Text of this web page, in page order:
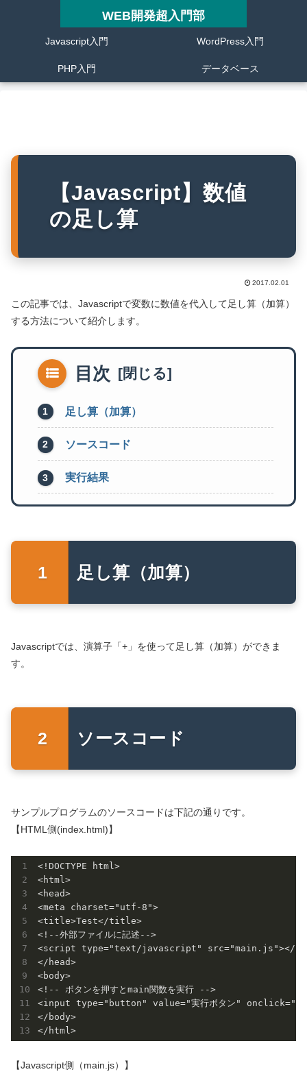
WEB開発超入門部
Javascript入門 WordPress入門
PHP入門 データベース
【Javascript】数値
の足し算
2017.02.01
この記事では、Javascriptで変数に数値を代入して足し算（加算）
する方法について紹介します。
目次
足し算（加算）
ソースコード
実行結果
足し算（加算）
Javascriptでは、演算子「+」を使って足し算（加算）ができま
す。
ソースコード
サンプルプログラムのソースコードは下記の通りです。
【HTML側(index.html)】
<!DOCTYPE html>
<html>
<head>
<meta charset="utf-8">
<title>Test</title>
<!--外部ファイルに記述-->
<script type="text/javascript" src="main.js"></
</head>
<body>
<!-- ボタンを押すとmain関数を実行 -->
<input type="button" value="実行ボタン"
</body>
【Javascript側（main.js）】